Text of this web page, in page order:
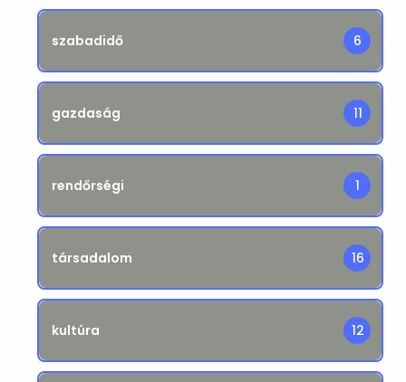
szabadidő 6
gazdaság 11
rendőrségi 1
társadalom 16
kultúra 12